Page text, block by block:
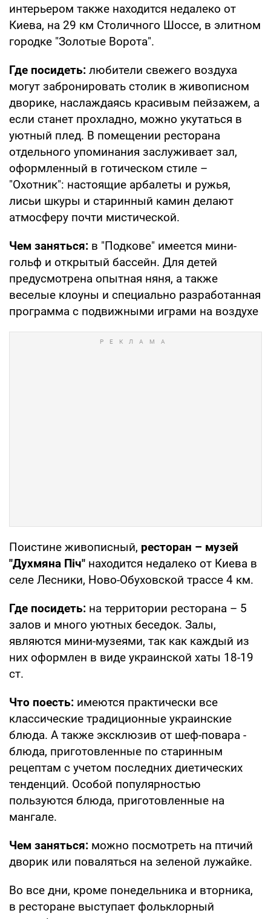
интерьером также находится недалеко от
Киева, на 29 км Столичного Шоссе, в элитном
городке "Золотые Ворота".
Где посидеть: любители свежего воздуха
могут забронировать столик в живописном
дворике, наслаждаясь красивым пейзажем, а
если станет прохладно, можно укутаться в
уютный плед. В помещении ресторана
отдельного упоминания заслуживает зал,
оформленный в готическом стиле –
"Охотник": настоящие арбалеты и ружья,
лисьи шкуры и старинный камин делают
атмосферу почти мистической.
Чем заняться: в "Подкове" имеется мини-
гольф и открытый бассейн. Для детей
предусмотрена опытная няня, а также
веселые клоуны и специально разработанная
программа с подвижными играми на воздухе
Поистине живописный, ресторан – музей
"Духмяна Піч" находится недалеко от Киева в
селе Лесники, Ново-Обуховской трассе 4 км.
Где посидеть: на территории ресторана – 5
залов и много уютных беседок. Залы,
являются мини-музеями, так как каждый из
них оформлен в виде украинской хаты 18-19
ст.
Что поесть: имеются практически все
классические традиционные украинские
блюда. А также эксклюзив от шеф-повара -
блюда, приготовленные по старинным
рецептам с учетом последних диетических
тенденций. Особой популярностью
пользуются блюда, приготовленные на
мангале.
Чем заняться: можно посмотреть на птичий
дворик или поваляться на зеленой лужайке.
Во все дни, кроме понедельника и вторника,
в ресторане выступает фольклорный